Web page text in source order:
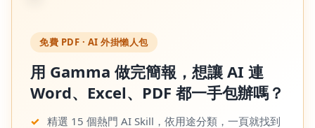
免費 PDF · AI 外掛懶人包
用 Gamma 做完簡報，想讓 AI 連
Word、Excel、PDF 都一手包辦嗎？
✓ 精選 15 個熱門 AI Skill，依用途分類，一頁就找到